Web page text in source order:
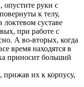
опустите руки с
к телу,
суставе
при работе с
А во-вторых, когда
время находятся в
приносит больший
прижав их к корпусу,